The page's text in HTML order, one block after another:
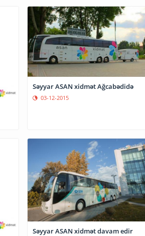
Səyyar ASAN xidmət Ağcabədidə
03-12-2015
Səyyar ASAN xidmət davam edir